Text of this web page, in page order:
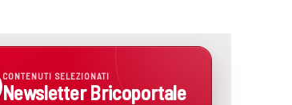
CONTENUTI SELEZIONATI
Newsletter Bricoportale